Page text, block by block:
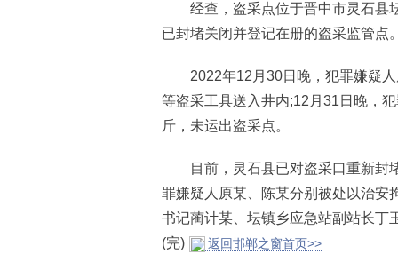
经查，盗采点位于晋中市灵石县
已封堵关闭并登记在册的盗采监管点
2022年12月30日晚，犯罪嫌疑人
等盗采工具送入井内;12月31日晚，
斤，未运出盗采点。
目前，灵石县已对盗采口重新封
罪嫌疑人原某、陈某分别被处以治安
书记蔺计某、坛镇乡应急站副站长丁
(完)
返回邯郸之窗首页>>